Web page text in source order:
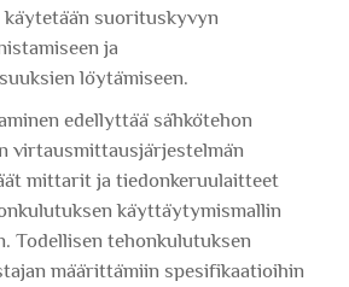
käytetään suorituskyvyn
ja
löytämiseen.
edellyttää sähkötehon
virtausmittausjärjestelmän
mittarit ja tiedonkeruulaitteet
käyttäytymismallin
Todellisen tehonkulutuksen
määrittämiin spesifikaatioihin